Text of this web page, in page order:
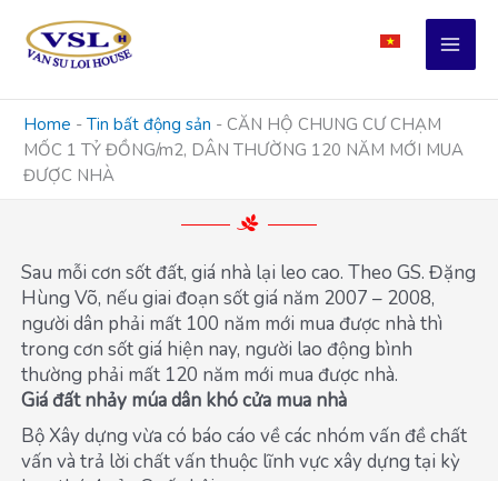
content
Home - Tin bất động sản - CĂN HỘ CHUNG CƯ CHẠM
MỐC 1 TỶ ĐỒNG/m2, DÂN THƯỜNG 120 NĂM MỚI MUA
ĐƯỢC NHÀ
Sau mỗi cơn sốt đất, giá nhà lại leo cao. Theo GS. Đặng
Hùng Võ, nếu giai đoạn sốt giá năm 2007 – 2008,
người dân phải mất 100 năm mới mua được nhà thì
trong cơn sốt giá hiện nay, người lao động bình
thường phải mất 120 năm mới mua được nhà.
Giá đất nhảy múa dân khó cửa mua nhà
Bộ Xây dựng vừa có báo cáo về các nhóm vấn đề chất
vấn và trả lời chất vấn thuộc lĩnh vực xây dựng tại kỳ